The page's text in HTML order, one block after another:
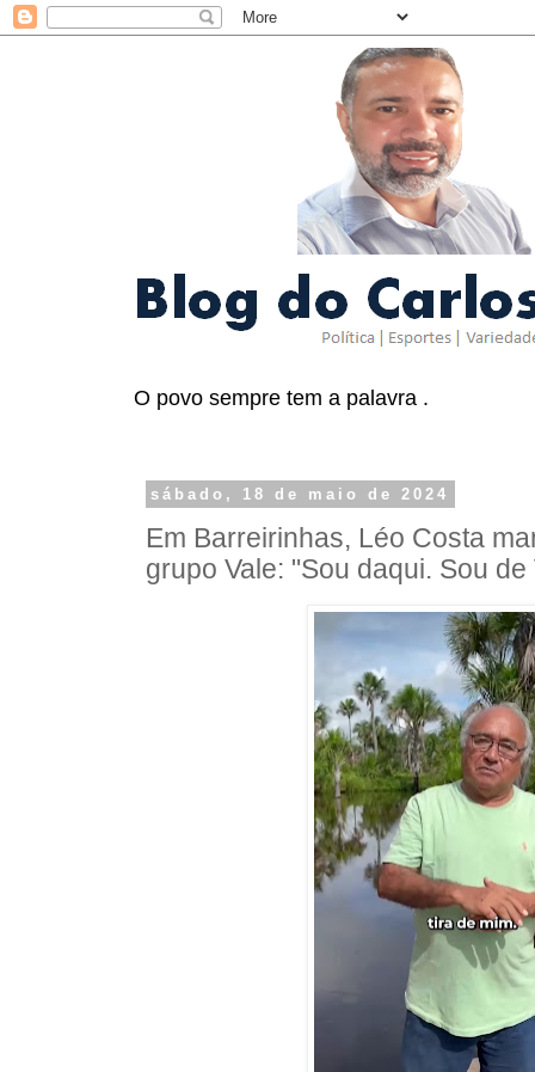
O povo sempre tem a palavra .
sábado, 18 de maio de 2024
Em Barreirinhas, Léo Costa
grupo Vale: "Sou daqui. Sou de